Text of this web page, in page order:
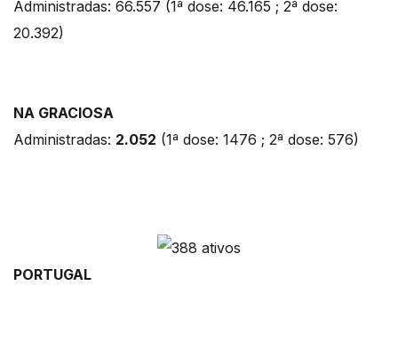
Administradas: 66.557 (1ª dose: 46.165 ; 2ª dose:
20.392)
NA GRACIOSA
Administradas: 2.052 (1ª dose: 1476 ; 2ª dose: 576)
PORTUGAL